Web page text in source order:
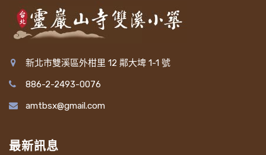
新北市雙溪區外柑里 12 鄰大埤 1-1 號
886-2-2493-0076
amtbsx@gmail.com
最新訊息